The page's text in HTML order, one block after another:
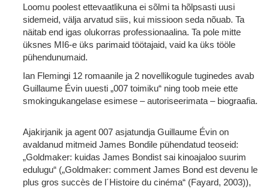
Loomu poolest ettevaatlikuna ei sõlmi ta hõlpsasti uusi
sidemeid, välja arvatud siis, kui missioon seda nõuab. Ta
näitab end igas olukorras professionaalina. Ta pole mitte
üksnes MI6-e üks parimaid töötajaid, vaid ka üks tööle
pühendunumaid.
Ian Flemingi 12 romaanile ja 2 novellikogule tuginedes avab
Guillaume Évin uuesti „007 toimiku“ ning toob meie ette
smokingukangelase esimese – autoriseerimata – biograafia.
Ajakirjanik ja agent 007 asjatundja Guillaume Évin on
avaldanud mitmeid James Bondile pühendatud teoseid:
„Goldmaker: kuidas James Bondist sai kinoajaloo suurim
edulugu“ („Goldmaker: comment James Bond est devenu le
plus gros succès de l´Histoire du cinéma“ (Fayard, 2003)),